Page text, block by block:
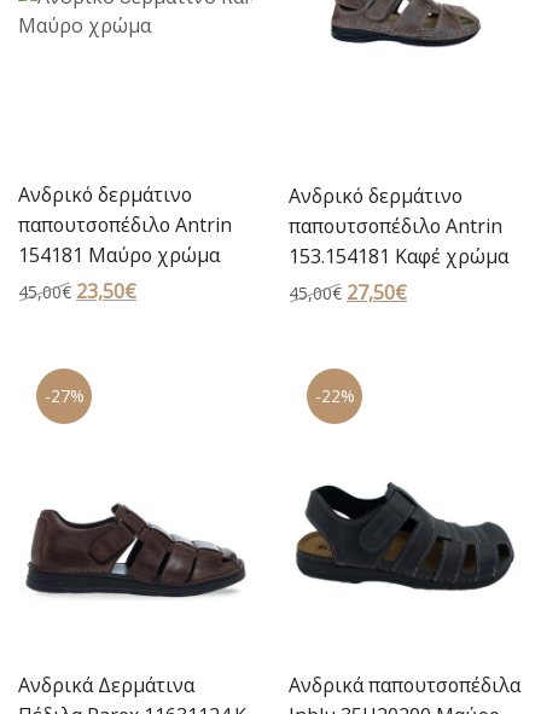
Ανδρικό δερμάτινο
παπουτσοπέδιλο Antrin
154181 Μαύρο χρώμα
45,00€ Original
45,00€.
23,50€Η
Ανδρικό δερμάτινο
παπουτσοπέδιλο Antrin
153.154181 Καφέ χρώμα
45,00€ Original
45,00€.
27,50€Η
-27%
Ανδρικά Δερμάτινα
-22%
Ανδρικά παπουτσοπέδιλα